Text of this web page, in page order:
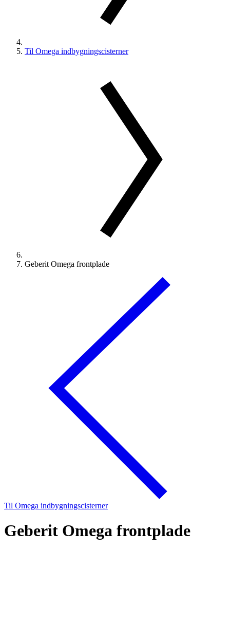
Til Omega indbygningscisterner
Geberit Omega frontplade
Til Omega indbygningscisterner
Geberit Omega frontplade